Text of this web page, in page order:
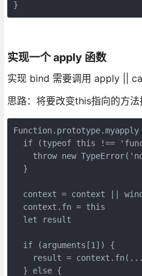
实现一个 apply 函数
实现 bind 需要调用 apply ||
思路：将要改变this指向的方
if (typeof this !==
throw new
  }
context = context ||
  context.fn = this
  let result
  if (arguments[1]) {
result =
  } else {